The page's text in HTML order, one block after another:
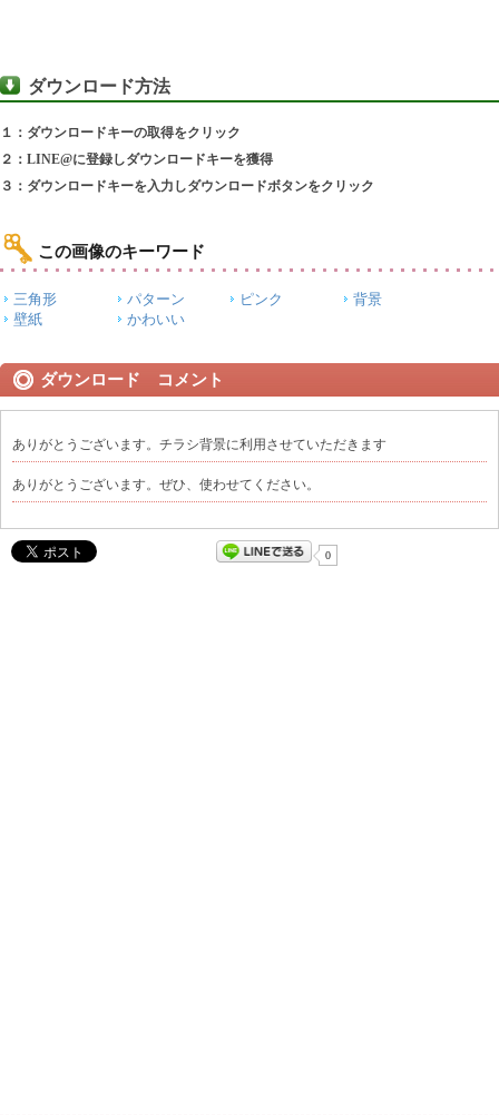
ダウンロード方法
１：ダウンロードキーの取得をクリック
２：LINE@に登録しダウンロードキーを獲得
３：ダウンロードキーを入力しダウンロードボタンをクリック
この画像のキーワード
三角形 パターン ピンク
背景
壁紙
かわいい
ダウンロード コメント
ありがとうございます。チラシ背景に利用させていただきます
ありがとうございます。ぜひ、使わせてください。
0